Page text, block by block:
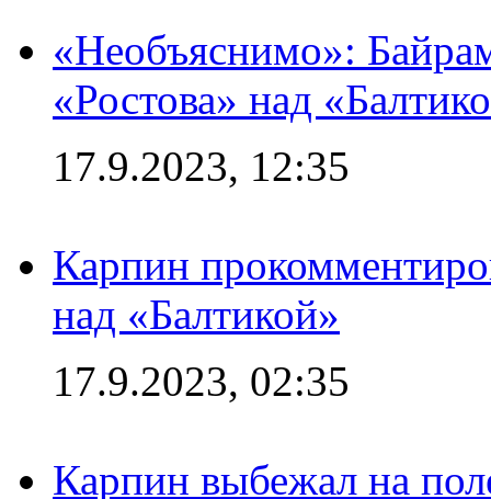
«Необъяснимо»:
«Ростова» над
17.9.2023, 12:35
Карпин
над «Балтикой»
17.9.2023, 02:35
Карпин выбежал на